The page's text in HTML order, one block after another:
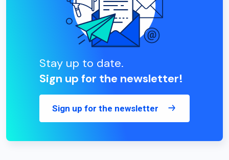
Stay up to date.
Sign up for the newsletter!
Sign up for the newsletter